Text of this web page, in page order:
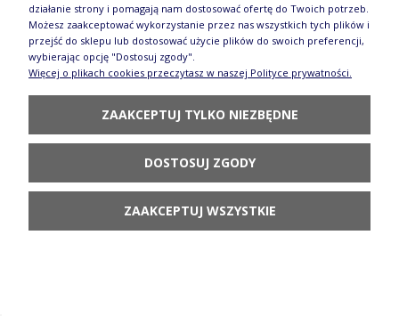
Filiżanka i spodek V 0,2 L Kocia łapka Galia
POWIADOM O
DOSTĘPNOŚCI
działanie strony i pomagają nam dostosować ofertę do Twoich potrzeb.
Możesz zaakceptować wykorzystanie przez nas wszystkich tych plików i
przejść do sklepu lub dostosować użycie plików do swoich preferencji,
wybierając opcję "Dostosuj zgody".
Więcej o plikach cookies przeczytasz w naszej Polityce prywatności.
ZAAKCEPTUJ TYLKO NIEZBĘDNE
DOSTOSUJ ZGODY
ZAAKCEPTUJ WSZYSTKIE